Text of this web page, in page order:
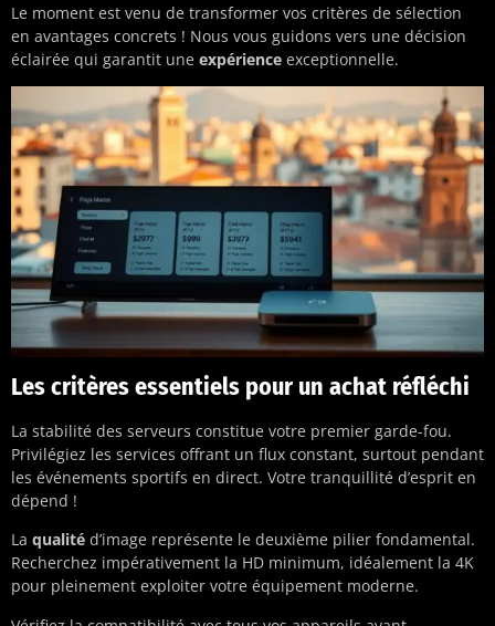
Le moment est venu de transformer vos critères de sélection
en avantages concrets ! Nous vous guidons vers une décision
éclairée qui garantit une expérience exceptionnelle.
Les critères essentiels pour un achat réfléchi
La stabilité des serveurs constitue votre premier garde-fou.
Privilégiez les services offrant un flux constant, surtout pendant
les événements sportifs en direct. Votre tranquillité d’esprit en
dépend !
La qualité d’image représente le deuxième pilier fondamental.
Recherchez impérativement la HD minimum, idéalement la 4K
pour pleinement exploiter votre équipement moderne.